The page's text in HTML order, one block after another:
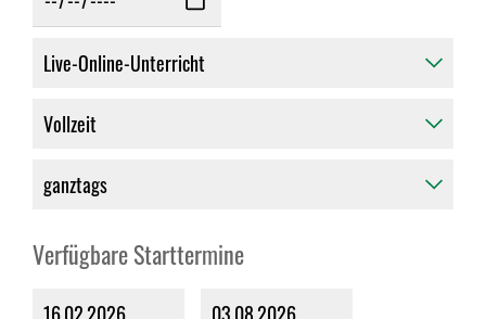
Verfügbare Starttermine